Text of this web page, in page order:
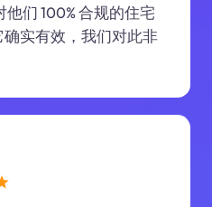
们 100% 合规的住宅
实有效，我们对此非